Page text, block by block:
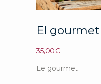
El gourmet
35,00€
Le gourmet